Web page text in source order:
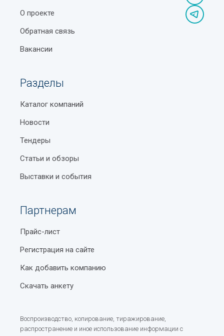
О проекте
Обратная связь
Вакансии
Разделы
Каталог компаний
Новости
Тендеры
Статьи и обзоры
Выставки и события
Партнерам
Прайс-лист
Регистрация на сайте
Как добавить компанию
Скачать анкету
Воспроизводство, копирование, тиражирование,
распространение и иное использование информации с